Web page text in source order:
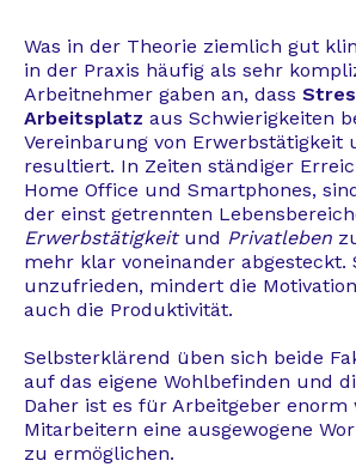
Was in der Theorie ziemlich gut
in der Praxis häufig als sehr
Arbeitnehmer gaben an, dass
Arbeitsplatz aus Schwierigkeiten
Vereinbarung von Erwerbstätigkeit
resultiert. In Zeiten ständiger
Home Office und Smartphones,
der einst getrennten
Erwerbstätigkeitund Privatleben
mehr klar voneinander abgesteckt.
unzufrieden, mindert die
auch die Produktivität.
Selbsterklärend üben sich beide
auf das eigene Wohlbefinden und
Daher ist es für Arbeitgeber enorm
Mitarbeitern eine ausgewogene
zu ermöglichen.